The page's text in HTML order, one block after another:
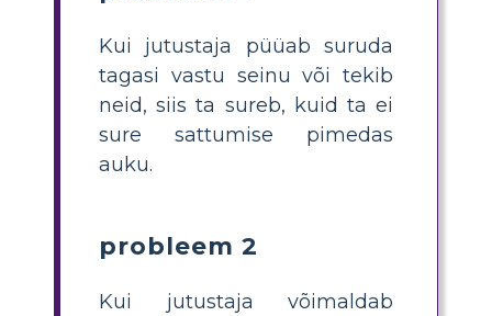
Kui jutustaja püüab suruda
tagasi vastu seinu või tekib
neid, siis ta sureb, kuid ta ei
sure sattumise pimedas
auku.
probleem 2
Kui jutustaja võimaldab